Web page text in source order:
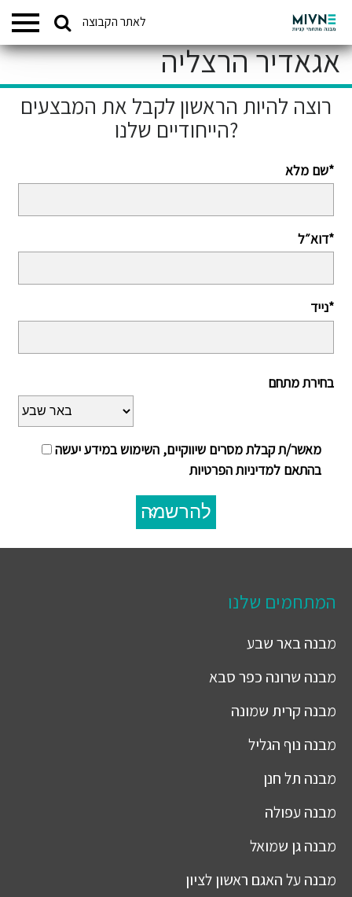
לאתר הקבוצה המתחמים שלנו
אגאדיר הרצליה
רוצה להיות הראשון לקבל את המבצעים
הייחודיים שלנו?
שם מלא*
דוא״ל*
נייד*
בחירת מתחם
מאשר/ת קבלת מסרים שיווקיים, השימוש במידע יעשה
בהתאם למדיניות הפרטיות
להרשמה
המתחמים שלנו
מבנהבאר שבע
מבנה שרונה כפר סבא
מבנה קרית שמונה
מבנה נוף הגליל
מבנה תל חנן
מבנה עפולה
מבנהגן שמואל
מבנה על האגם ראשון לציון